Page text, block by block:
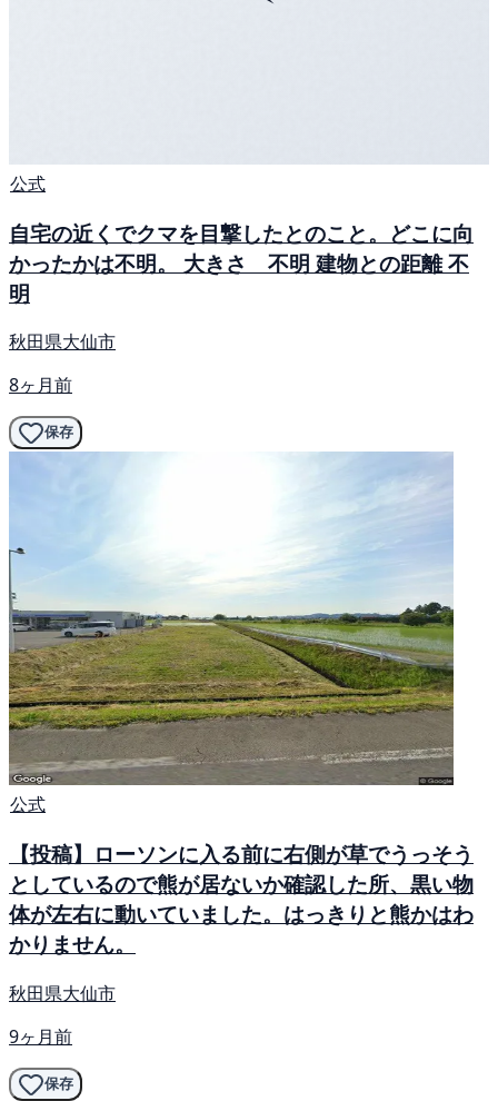
公式
自宅の近くでクマを目撃したとのこと。どこに向
かったかは不明。 大きさ 不明 建物との距離 不
明
秋田県大仙市
8ヶ月前
保存
公式
【投稿】ローソンに入る前に右側が草でうっそう
としているので熊が居ないか確認した所、黒い物
体が左右に動いていました。はっきりと熊かはわ
かりません。
秋田県大仙市
9ヶ月前
保存